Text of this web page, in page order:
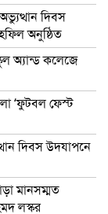
দিবস
অনুষ্ঠিত
অ্যান্ড কলেজে
‘ফুটবল ফেস্ট
দিবস উদযাপনে
মানসম্মত
লস্কর